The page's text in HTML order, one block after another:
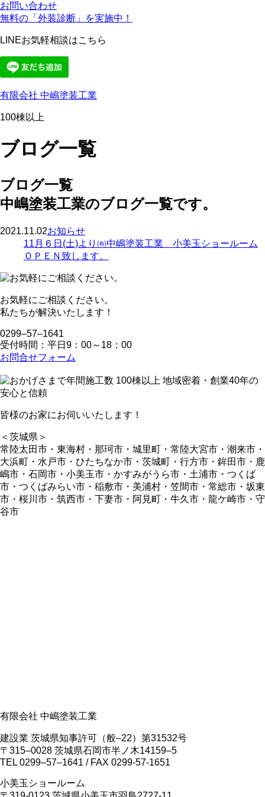
お問い合わせ
無料の「外装診断」を実施中！
LINEお気軽相談はこちら
有限会社 中嶋塗装工業
100棟以上
ブログ一覧
ブログ一覧
中嶋塗装工業のブログ一覧です。
2021.11.02お知らせ
11月６日(土)より㈲中嶋塗装工業 小美玉ショールーム
ＯＰＥＮ致します。
お気軽にご相談ください。
私たちが解決いたします！
0299‒57‒1641
受付時間：平日9：00～18：00
お問合せフォーム
皆様のお家にお伺いいたします！
＜茨城県＞
常陸太田市・東海村・那珂市・城里町・常陸大宮市・潮来市・
大浜町・水戸市・ひたちなか市・茨城町・行方市・鉾田市・鹿
嶋市・石岡市・小美玉市・かすみがうら市・土浦市・つくば
市・つくばみらい市・稲敷市・美浦村・笠間市・常総市・坂東
市・桜川市・筑西市・下妻市・阿見町・牛久市・龍ケ崎市・守
谷市
有限会社 中嶋塗装工業
建設業 茨城県知事許可（般‒22）第31532号
〒315‒0028 茨城県石岡市半ノ木14159‒5
TEL 0299‒57‒1641 / FAX 0299-57-1651
小美玉ショールーム